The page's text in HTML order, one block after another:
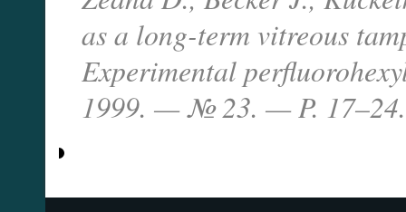
as a long-term vitreous
Experimental
1999. — № 23. — P.